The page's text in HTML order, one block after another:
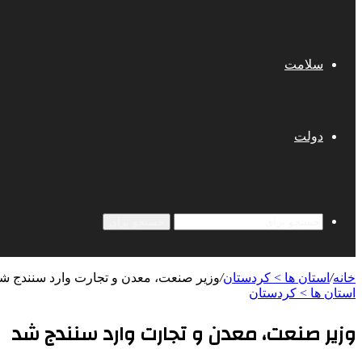
سلامت
دولت
خانه/ استان ها > کردستان/وزیر صنعت، معدن و تجارت وارد سنندج
استان ها > کردستان
وزیر صنعت، معدن و تجارت وارد سنندج شد